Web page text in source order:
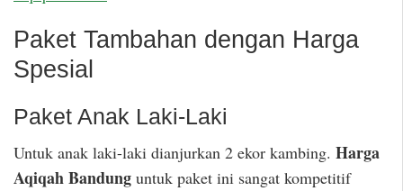
Paket Tambahan dengan Harga
Spesial
Paket Anak Laki-Laki
Untuk anak laki-laki dianjurkan 2 ekor kambing. Harga
Aqiqah Bandung untuk paket ini sangat kompetitif